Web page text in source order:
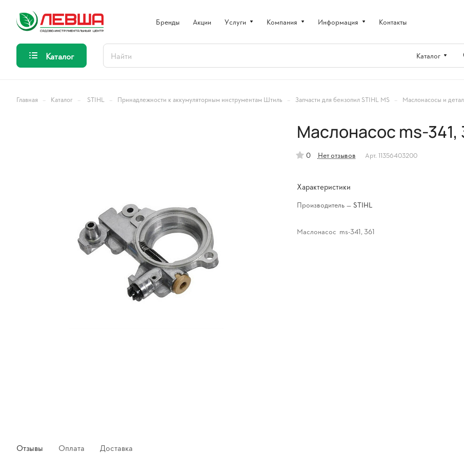
Бренды Акции Услуги Компания Информация Контакты
Каталог Каталог
Главная – Каталог – STIHL – Принадлежности к аккумуляторным инструментам Штиль – Запчасти для бензопил STIHL MS – Маслонасосы и
Маслонасос ms-341,
0 Нет отзывов Арт. 11356403200
Характеристики
Производитель — STIHL
Маслонасос ms-341, 361
Отзывы Оплата Доставка